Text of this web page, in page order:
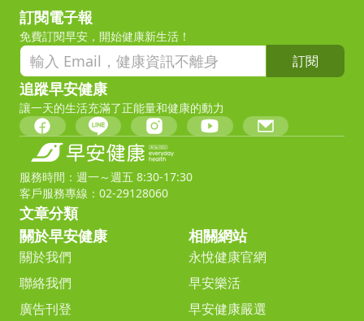
訂閱電子報
免費訂閱早安，開始健康新生活！
訂閱
追蹤早安健康
讓一天的生活充滿了正能量和健康的動力
服務時間：週一～週五 8:30-17:30
客戶服務專線：02-29128060
文章分類
關於早安健康
關於我們
聯絡我們
廣告刊登
相關網站
永悅健康官網
早安樂活
早安健康嚴選